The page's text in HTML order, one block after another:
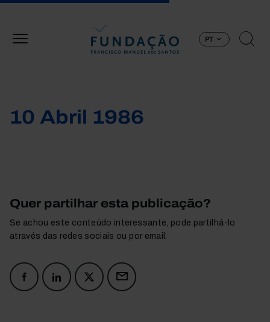
PT
10 Abril 1986
Quer partilhar esta publicação?
Se achou este conteúdo interessante, pode partilhá-lo
através das redes sociais ou por email.